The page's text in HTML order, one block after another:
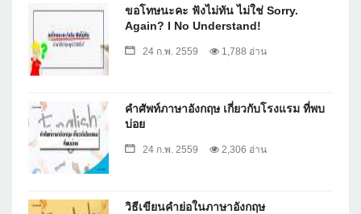
ขอโทษนะคะ ฟังไม่ทัน ไม่ใช่ Sorry.
Again? I No Understand!
24 ก.พ. 2559 1,788 อ่าน
คำศัพท์ภาษาอังกฤษ เกี่ยวกับโรงแรม ที่พบ
บ่อย
24 ก.พ. 2559 2,306 อ่าน
วิธีเขียนคำย่อในภาษาอังกฤษ